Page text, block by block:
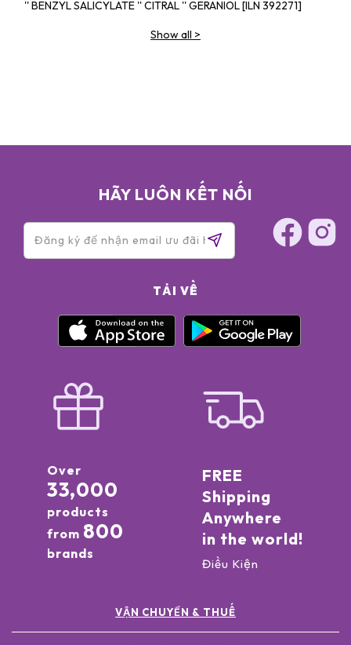
'' BENZYL SALICYLATE '' CITRAL '' GERANIOL [ILN 392271]
Show all >
HÃY LUÔN KẾT NỐI
TẢI VỀ
Over
33,000
products
from 800
brands
FREE
Shipping
Anywhere
in the world!
Điều Kiện
VẬN CHUYỂN & THUẾ